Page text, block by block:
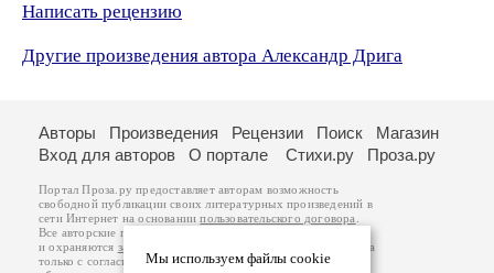
Написать рецензию
Другие произведения автора Александр Дрига
Мы используем файлы cookie
Авторы Произведения Рецензии Поиск
Магазин
Вход для авторов
О портале Стихи.ру Проза.ру
Портал Проза.ру предоставляет авторам возможность
свободной публикации своих литературных произведений в
сети Интернет на основаниипользовательского договора
Все авторские права на произведения принадлежат авторам
и охраняются законом
. Перепечатка произведений возможна
только с согласия его автора, к которому вы можете